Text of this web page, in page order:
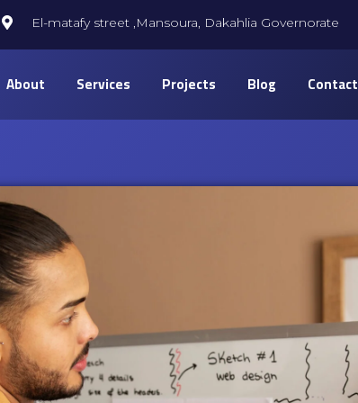
El-matafy street ,Mansoura, Dakahlia Governorate
About Services Projects Blog Contact